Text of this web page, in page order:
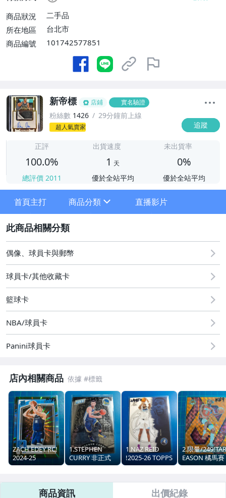
商品狀況
二手品
所在地區
台北市
商品編號
101742577851
新帝標 店鋪 實名驗證
粉絲數 1426 29分鐘前上線
超人氣賣家 追蹤
正評
100.0%
總評價 2011
出貨速度
1 天
優於全站平均
未出貨率
0%
優於全站平均
首頁主打 商品分類
其它
直播影片
偶像、球員卡與郵幣
球員卡/其他收藏卡
籃球卡
NBA/球員卡
Panini球員卡
店內相關商品
ZACH EDEY RC!
2024-25
DONRUSS 綠放
1.STEPHEN
CURRY 非正式
卡盒只有美國才
THE NATIONAL
1.NAZ REID
!2025-26 TOPPS
SIGNATURE
2.限量/
EASON 橘馬賽
克亮!2024-25
商品資訊 出價紀錄